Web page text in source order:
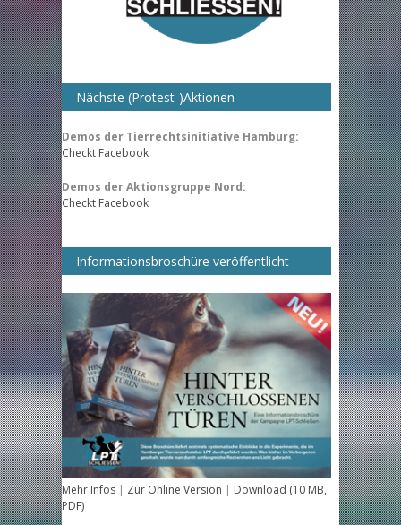
Nächste (Protest-)Aktionen
Demos der Tierrechtsinitiative Hamburg:
Checkt Facebook
Demos der Aktionsgruppe Nord:
Checkt Facebook
Informationsbroschüre veröffentlicht
Mehr Infos Zur Online Version
Download (10 MB,
PDF)